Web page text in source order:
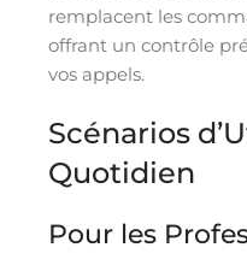
remplacent les
offrant un contrôle
vos appels.
Scénarios
Quotidien
Pour les